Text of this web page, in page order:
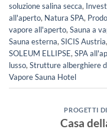
soluzione salina secca,
all'aperto, Natura SPA,
vapore all'aperto, Sauna a
Sauna esterna, SICIS Austria,
SOLEUM ELLIPSE, SPA
lusso, Strutture alberghiere
Vapore Sauna Hotel
PROGETTI
Casa